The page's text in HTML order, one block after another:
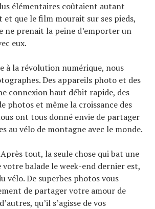
élémentaires coûtaient autant
et que le film mourait sur ses pieds,
ne prenait la peine d’emporter un
eux.
à la révolution numérique, nous
Des appareils photo et des
connexion haut débit rapide, des
photos et même la croissance des
ont tous donné envie de partager
au vélo de montagne avec le monde.
tout, la seule chose qui bat une
balade le week-end dernier est,
vélo. De superbes photos vous
de partager votre amour de
qu’il s’agisse de vos